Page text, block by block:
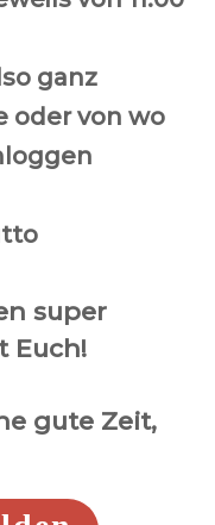
ganz
oder von wo
super
Euch!
gute Zeit,